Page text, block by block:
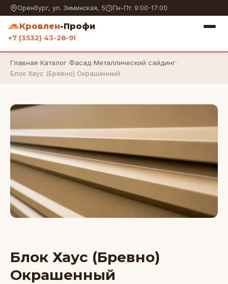
Оренбург, ул. Зиминская, 5 Пн-Пт: 9:00-17:00
Кровлен-Профи
+7 (3532) 43-28-91
Главная›Каталог›Фасад›Металлический сайдинг›
Блок Хаус (Бревно) Окрашенный
Блок Хаус (Бревно)
Окрашенный